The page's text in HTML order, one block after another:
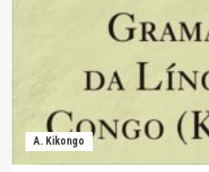
A. Kikongo